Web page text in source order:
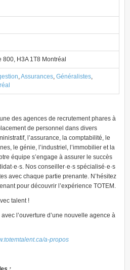
800, H3A 1T8 Montréal
,Assurances, Généralistes,
des agences de recrutement phares à
de personnel dans divers
l’assurance, la comptabilité, le
le génie, l’industriel, l’immobilier et la
équipe s’engage à assurer le succès
Nos conseiller·e·s spécialisé·e·s
avec chaque partie prenante. N’hésitez
pour découvrir l’expérience TOTEM.
talent !
l’ouverture d’une nouvelle agence à
a-propos